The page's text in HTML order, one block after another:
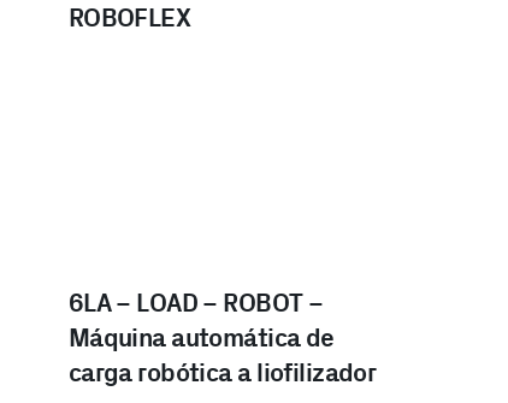
ROBOFLEX
6LA – LOAD – ROBOT –
Máquina automática de
carga robótica a liofilizador